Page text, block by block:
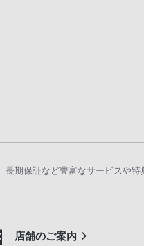
期保証など豊富なサービスや特
店舗のご案内